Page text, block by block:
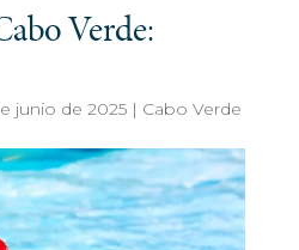
Verde:
junio de 2025| Cabo Verde